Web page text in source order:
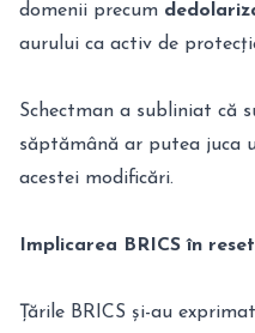
domenii precum
aurului ca activ de
Schectman a subliniat că
săptămână ar putea juca
acestei modificări.
Implicarea BRICS în
Țările BRICS și-au